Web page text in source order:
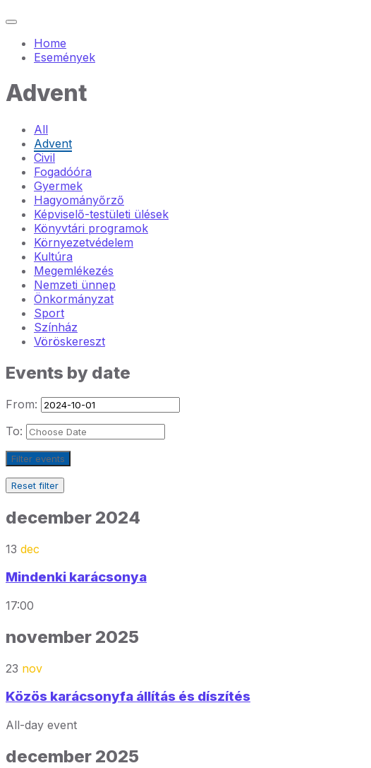
Home
Események
Advent
All
Advent
Civil
Fogadóóra
Gyermek
Hagyományőrző
Képviselő-testületi ülések
Könyvtári programok
Környezetvédelem
Kultúra
Megemlékezés
Nemzeti ünnep
Önkormányzat
Sport
Színház
Vöröskereszt
Events by date
From:
To:
Filter events
Reset filter
december 2024
13 dec
Mindenki karácsonya
17:00
november 2025
23 nov
Közös karácsonyfa állítás és díszítés
All-day event
december 2025